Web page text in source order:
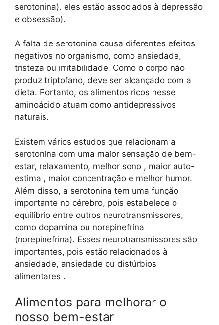
serotonina). eles estão associados à depressão
e obsessão).
A falta de serotonina causa diferentes efeitos
negativos no organismo, como ansiedade,
tristeza ou irritabilidade. Como o corpo não
produz triptofano, deve ser alcançado com a
dieta. Portanto, os alimentos ricos nesse
aminoácido atuam como antidepressivos
naturais.
Existem vários estudos que relacionam a
serotonina com uma maior sensação de bem-
estar, relaxamento, melhor sono , maior auto-
estima , maior concentração e melhor humor.
Além disso, a serotonina tem uma função
importante no cérebro, pois estabelece o
equilíbrio entre outros neurotransmissores,
como dopamina ou norepinefrina
(norepinefrina). Esses neurotransmissores são
importantes, pois estão relacionados à
ansiedade, ansiedade ou distúrbios
alimentares .
Alimentos para melhorar o
nosso bem-estar